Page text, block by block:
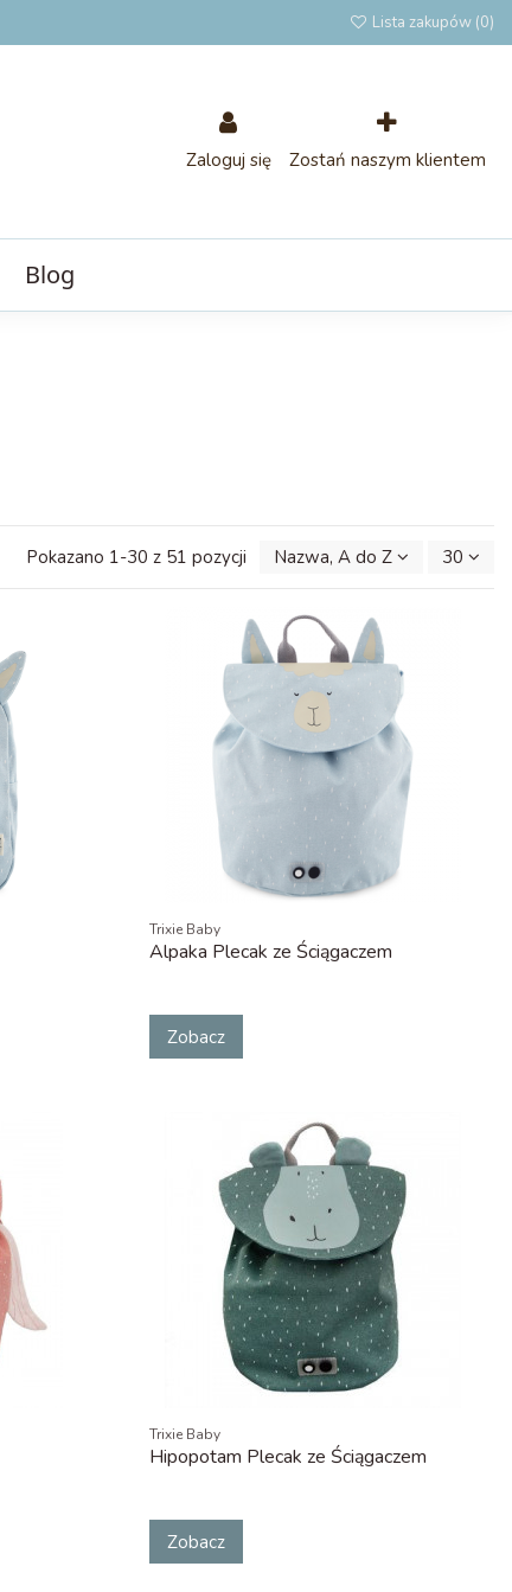
Lista zakupów (0)
Zaloguj się Zostań naszym klientem
Blog
Pokazano 1-30 z 51 pozycji Nazwa, A do Z 30
Trixie Baby
Alpaka Plecak ze Ściągaczem
Zobacz
Trixie Baby
Hipopotam Plecak ze Ściągaczem
Zobacz